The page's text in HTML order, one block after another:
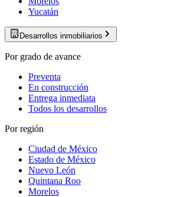
Yucatán
Desarrollos inmobiliarios
Por grado de avance
Preventa
En construcción
Entrega inmediata
Todos los desarrollos
Por región
Ciudad de México
Estado de México
Nuevo León
Quintana Roo
Morelos